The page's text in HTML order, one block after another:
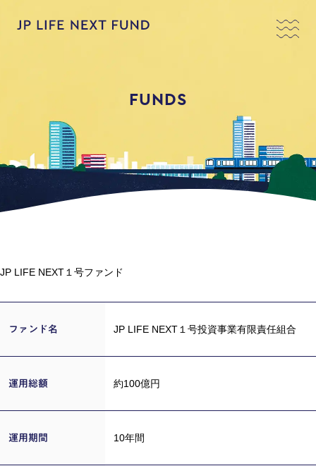
FUNDS
JP LIFE NEXT１号ファンド
ファンド名 JP LIFE NEXT１号投資事業有限責任組合
運用総額 約100億円
運用期間 10年間